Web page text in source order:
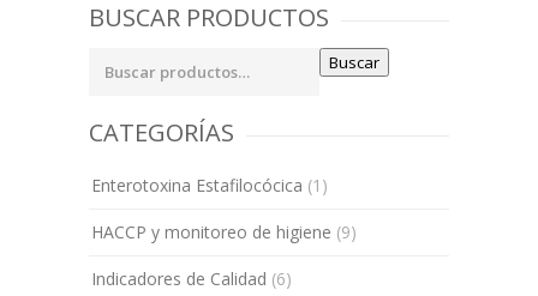
BUSCAR PRODUCTOS
Buscar
CATEGORÍAS
Enterotoxina Estafilocócica (1)
HACCP y monitoreo de higiene (9)
Indicadores de Calidad (6)